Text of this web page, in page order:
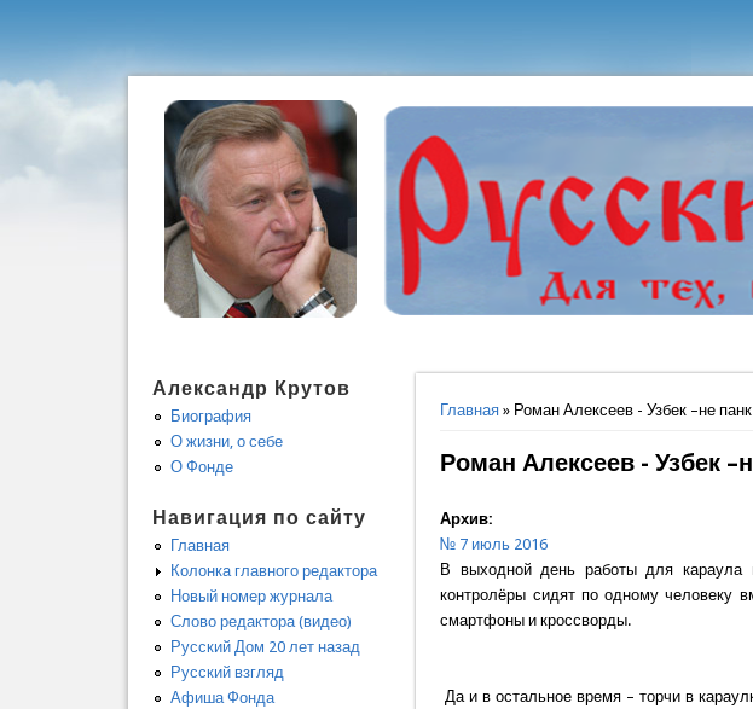
Вы здесь
Главная » Роман Алексеев - Узбек –не панк
Роман Алексеев - Узбек
Архив:
№ 7 июль 2016
В выходной день работы для караула
контролёры сидят по одному человеку
смартфоны и кроссворды.
Да и в остальное время – торчи в
Александр Крутов
Биография
О жизни, о себе
О Фонде
Навигация по сайту
Главная
Колонка главного редактора
Новый номер журнала
Слово редактора (видео)
Русский Дом 20 лет назад
Русский взгляд
Афиша Фонда